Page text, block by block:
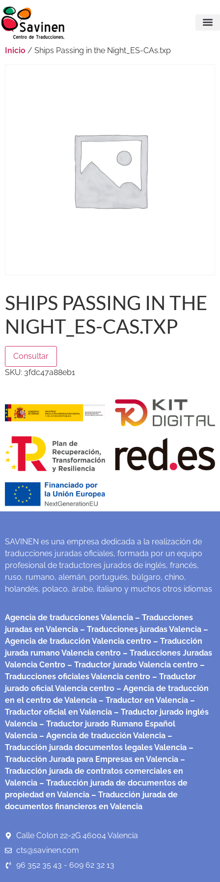
Inicio / Ships Passing in the Night_ES-CAs.txp
SHIPS PASSING IN THE
NIGHT_ES-CAS.TXP
Consultar
SKU: 3fdc47a88eb1
SAVINEN es una empresa dedicada a la realización de
traducciones juradas oficiales, formada por un equipo
profesional de traductores jurados de inglés, francés,
ruso, rumano, alemán, portugués, búlgaro, chino,
holandés, polaco, árabe, italiano y muchos otros idiomas
Agencia de traducciones Valencia – Traducciones
juradas en Valencia – Traducciones juradas Valencia –
Agencia de traducción Valencia centro – Traducción
jurada rumano Valencia centro – Traducciones Juradas
Valencia Centro – Traductor jurado Valencia centro –
Traducciones oficiales Valencia centro – Traductor
jurado oficial Valencia centro – Agencia de traducción
en el centro de Valencia – Traductor en Valencia –
Traductor oficial en Valencia – Traductor jurado inglés
Valencia – Traductor jurado Rumano Español
Valencia – Agencia de traducción Valencia –
Traducción jurada documentos legales Valencia –
Traducción Jurada para Empresas en Valencia –
Traducción jurada de contratos comerciales en
Valencia – Traducción jurada de documentos de
propiedad en Valencia – Traducción jurada de
documentos financieros en Valencia
Calle Colon 22-2G 46004 Valencia
cts@savinen.com
96 352 35 43 - 609 62 32 13